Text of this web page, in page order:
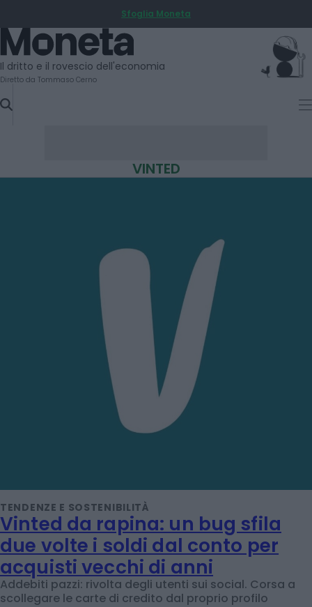
TO
CONTENT
Sfoglia Moneta
Moneta
Il dritto e il rovescio dell'economia
Diretto da Tommaso Cerno
VINTED
TENDENZE E SOSTENIBILITÀ
Vinted da rapina: un bug sfila
due volte i soldi dal conto per
acquisti vecchi di anni
Addebiti pazzi: rivolta degli utenti sui social. Corsa a
scollegare le carte di credito dal proprio profilo